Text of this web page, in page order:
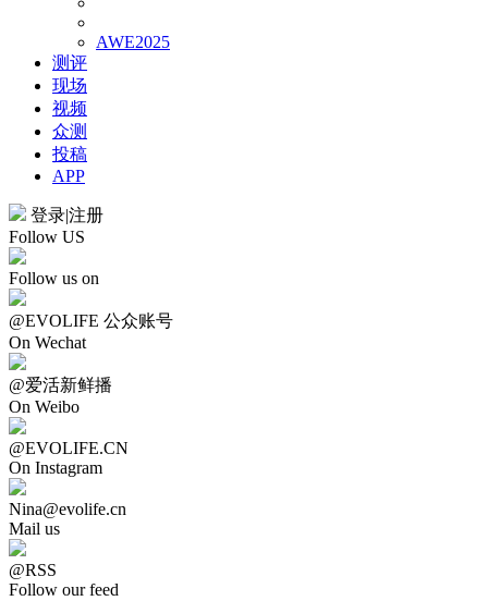
AWE2025
测评
现场
视频
众测
投稿
APP
登录|注册
Follow US
Follow us on
@EVOLIFE 公众账号
On Wechat
@爱活新鲜播
On Weibo
@EVOLIFE.CN
On Instagram
Nina@evolife.cn
Mail us
@RSS
Follow our feed